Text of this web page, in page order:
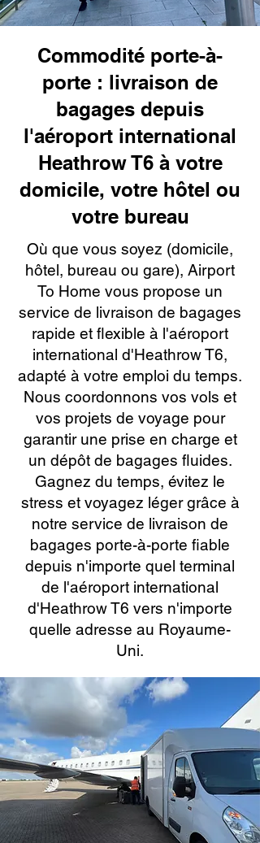
Commodité porte-à-
porte : livraison de
bagages depuis
l'aéroport international
Heathrow T6 à votre
domicile, votre hôtel ou
votre bureau
Où que vous soyez (domicile,
hôtel, bureau ou gare), Airport
To Home vous propose un
service de livraison de bagages
rapide et flexible à l'aéroport
international d'Heathrow T6,
adapté à votre emploi du temps.
Nous coordonnons vos vols et
vos projets de voyage pour
garantir une prise en charge et
un dépôt de bagages fluides.
Gagnez du temps, évitez le
stress et voyagez léger grâce à
notre service de livraison de
bagages porte-à-porte fiable
depuis n'importe quel terminal
de l'aéroport international
d'Heathrow T6 vers n'importe
quelle adresse au Royaume-
Uni.